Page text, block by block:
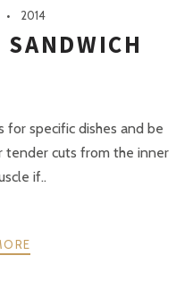
2014
SANDWICH
for specific dishes and be
tender cuts from the inner
if..